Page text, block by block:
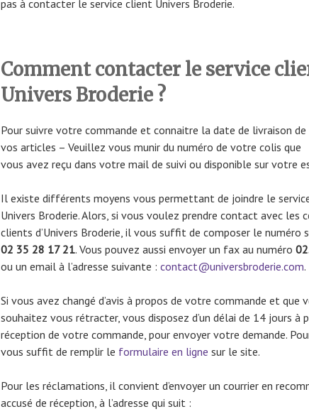
pas à contacter le service client Univers Broderie.
Comment contacter le service
Univers Broderie ?
Pour suivre votre commande et connaitre la date de livraison de
vos articles – Veuillez vous munir du numéro de votre colis que
vous avez reçu dans votre mail de suivi ou disponible sur votre
Il existe différents moyens vous permettant de joindre le
Univers Broderie. Alors, si vous voulez prendre contact avec les
clients d’Univers Broderie, il vous suffit de composer le numéro
02 35 28 17 21. Vous pouvez aussi envoyer un fax au numéro
ou un email à l’adresse suivante : contact@universbroderie.com.
Si vous avez changé d’avis à propos de votre commande et que
souhaitez vous rétracter, vous disposez d’un délai de 14 jours à
réception de votre commande, pour envoyer votre demande.
vous suffit de remplir le formulaire en ligne sur le site.
Pour les réclamations, il convient d’envoyer un courrier en
accusé de réception, à l’adresse qui suit :